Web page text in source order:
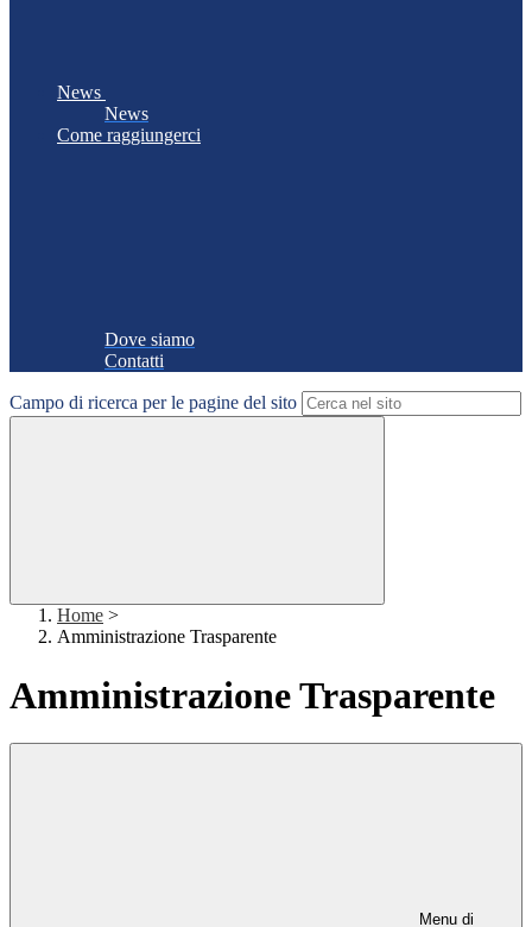
News
News
Come raggiungerci
Dove siamo
Contatti
Campo di ricerca per le pagine del sito
Home >
Amministrazione Trasparente
Amministrazione Trasparente
Menu di